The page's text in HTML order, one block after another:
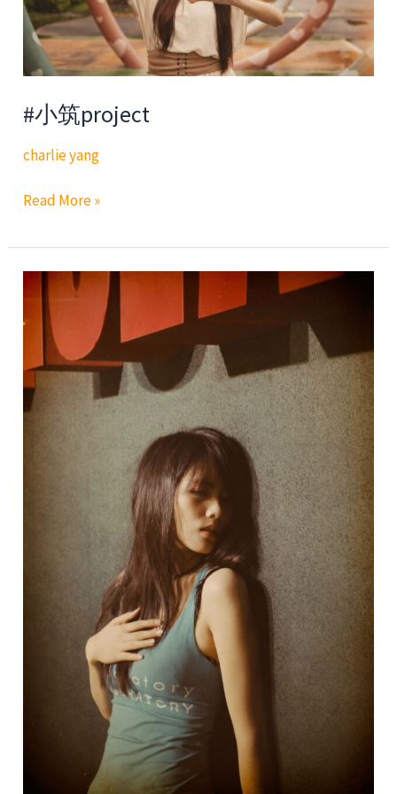
#小筑project
charlie yang
#
筑
project
Read More »